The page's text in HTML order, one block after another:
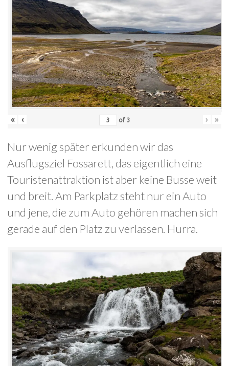
« ‹ of 3 › »
Nur wenig später erkunden wir das
Ausflugsziel Fossarett, das eigentlich eine
Touristenattraktion ist aber keine Busse weit
und breit. Am Parkplatz steht nur ein Auto
und jene, die zum Auto gehören machen sich
gerade auf den Platz zu verlassen. Hurra.